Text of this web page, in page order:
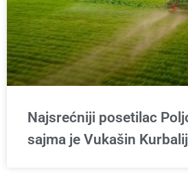
Najsrećniji posetilac
sajma je Vukašin